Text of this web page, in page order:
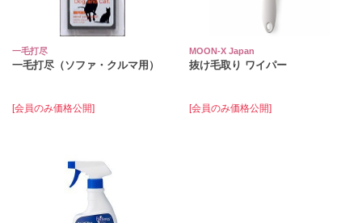
一毛打尽
一毛打尽（ソファ・クルマ用）
[会員のみ価格公開]
MOON-X Japan
抜け毛取り ワイパー
[会員のみ価格公開]